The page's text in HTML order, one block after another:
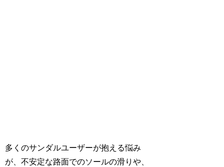
多くのサンダルユーザーが抱える悩み
が、不安定な路面でのソールの滑りや、